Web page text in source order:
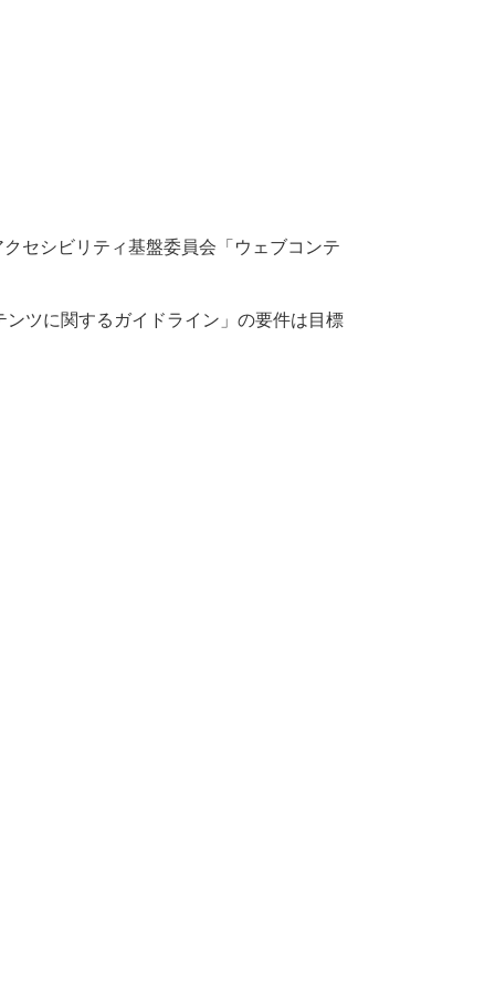
セシビリティ基盤委員会「ウェブコンテ
ツに関するガイドライン」の要件は目標